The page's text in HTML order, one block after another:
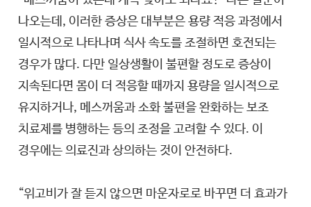
나오는데, 이러한 증상은 대부분은 용량 적응 과정에서
일시적으로 나타나며 식사 속도를 조절하면 호전되는
경우가 많다. 다만 일상생활이 불편할 정도로 증상이
지속된다면 몸이 더 적응할 때까지 용량을 일시적으로
유지하거나, 메스꺼움과 소화 불편을 완화하는 보조
치료제를 병행하는 등의 조정을 고려할 수 있다. 이
경우에는 의료진과 상의하는 것이 안전하다.
“위고비가 잘 듣지 않으면 마운자로로 바꾸면 더 효과가